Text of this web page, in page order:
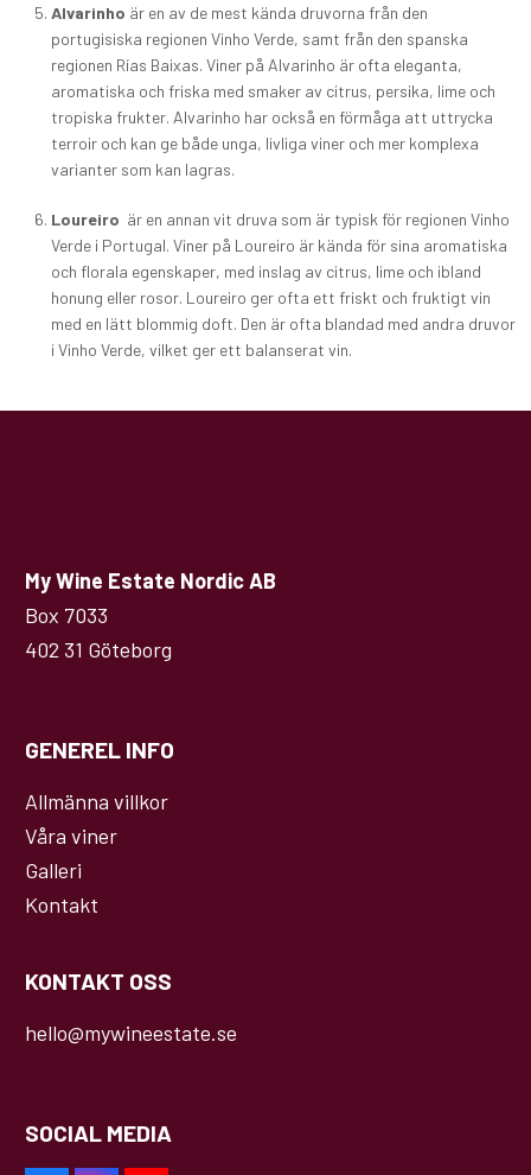
Alvarinho är en av de mest kända druvorna från den
portugisiska regionen Vinho Verde, samt från den spanska
regionen Rías Baixas. Viner på Alvarinho är ofta eleganta,
aromatiska och friska med smaker av citrus, persika, lime och
tropiska frukter. Alvarinho har också en förmåga att uttrycka
terroir och kan ge både unga, livliga viner och mer komplexa
varianter som kan lagras.
Loureiro är en annan vit druva som är typisk för regionen Vinho
Verde i Portugal. Viner på Loureiro är kända för sina aromatiska
och florala egenskaper, med inslag av citrus, lime och ibland
honung eller rosor. Loureiro ger ofta ett friskt och fruktigt vin
med en lätt blommig doft. Den är ofta blandad med andra druvor
i Vinho Verde, vilket ger ett balanserat vin.
My Wine Estate Nordic AB
Box 7033
402 31 Göteborg
GENEREL INFO
Allmänna villkor
Våra viner
Galleri
Kontakt
KONTAKT OSS
hello@mywineestate.se
SOCIAL MEDIA